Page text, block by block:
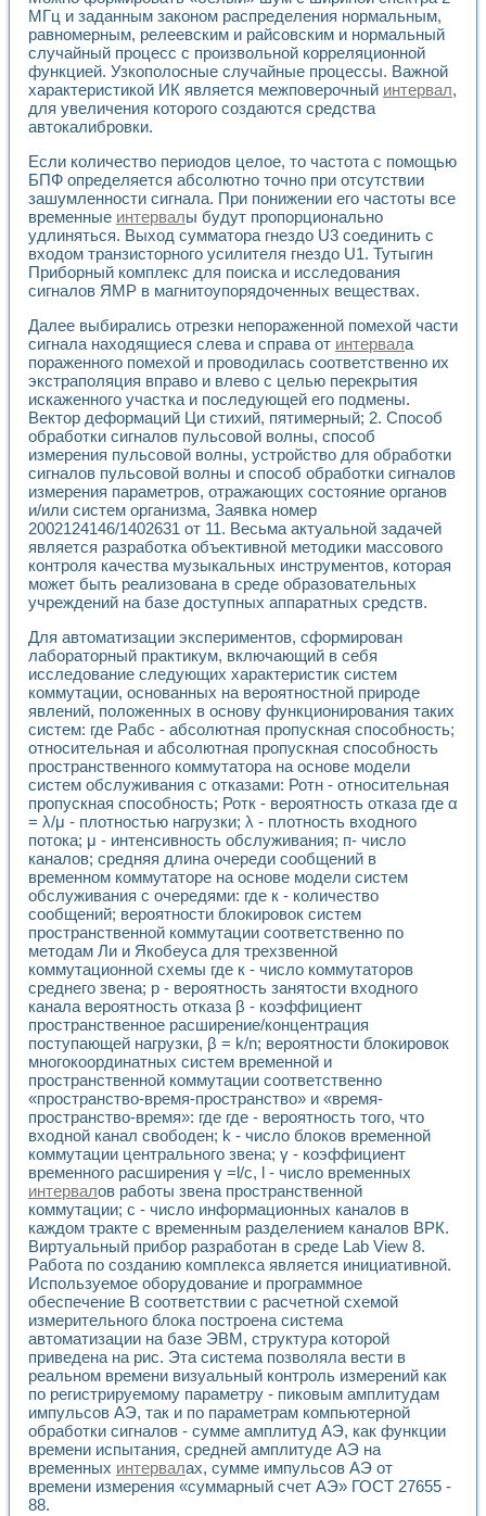
Применение LabVIEW для исследования течения в
Создание виртуальной работы «Изучение магнитных
Обратный маятник
Устройство для изучения основ интерфейсов обмена по
Лабораторный практикум: изучение адиабатического
Стенд для исследования электрических переходных
Система статистической обработки результатов
Автоматизация лазерно-плазменных измерений с
Модельно-измерительный комплекс. Назначение. Состав.
Использование технологий NATIONAL INSTRUMENTS
Учебный практикум "Спектральный и корреляционный
Учебный стенд для исследования принципа действия
Оборудование и программное обеспечение учебных
Виртуальный лабораторный практикум для изучения
Управление роботом ТУР-10 средствами LabVIEW
Аппаратно-программный комплекс для исследования
Автоматизированный дистанционный лабораторный
Исследование возможности реставрации одномерных
Использование технологий NATIONAL INSTRUMENTS в
Разработка модификаций алгоритма полигармонической
Учебный стенд для исследования принципа действия
Виртуальная система поддержки принимаемых решений в
Преемственность дисциплин «Моделирование систем» и
Универсальный стенд для исследования электрических
Лабораторные практикумы по информационно-
Виртуальный измеритель частотных характеристик на
Лабораторный практикум по основам теории Коммутации
Разработка виртуальной лабораторной работы
Виртуальные практикумы по электротехнике в среде
Из опыта внедрения в рамках национального проекта
Исследование эффективности решателей
Опыт разработки LabVIEW лабораторных практикумов
Проблемы повышения качества образования и
Развитие LabVIEW лабораторного практикума по
Разработка виртуальной лаборатории по электротехнике
Усовершенствованные алгоритмы частотного анализа
Об опыте работы учебного центра «Технологии
Технологии NI в магистерской программе «Прикладная
Система диагностики двигателей постоянного тока
Автоматизированный стенд формирования
Лабораторный практикум по курсу ИИС на базе
Партнеры
Академические и отраслевые институты
Учебные заведения
Бизнес
Контакты
МГц и заданным законом распределения нормальным,
равномерным, релеевским и райсовским и нормальный
случайный процесс с произвольной корреляционной
функцией. Узкополосные случайные процессы. Важной
характеристикой ИК является межповерочный интервал,
для увеличения которого создаются средства
автокалибровки.
Если количество периодов целое, то частота с помощью
БПФ определяется абсолютно точно при отсутствии
зашумленности сигнала. При понижении его частоты все
временные интервалы будут пропорционально
удлиняться. Выход сумматора гнездо U3 соединить с
входом транзисторного усилителя гнездо U1. Тутыгин
Приборный комплекс для поиска и исследования
сигналов ЯМР в магнитоупорядоченных веществах.
Далее выбирались отрезки непораженной помехой части
сигнала находящиеся слева и справа от интервала
пораженного помехой и проводилась соответственно их
экстраполяция вправо и влево с целью перекрытия
искаженного участка и последующей его подмены.
Вектор деформаций Ци стихий, пятимерный; 2. Способ
обработки сигналов пульсовой волны, способ
измерения пульсовой волны, устройство для обработки
сигналов пульсовой волны и способ обработки сигналов
измерения параметров, отражающих состояние органов
и/или систем организма, Заявка номер
2002124146/1402631 от 11. Весьма актуальной задачей
является разработка объективной методики массового
контроля качества музыкальных инструментов, которая
может быть реализована в среде образовательных
учреждений на базе доступных аппаратных средств.
Для автоматизации экспериментов, сформирован
лабораторный практикум, включающий в себя
исследование следующих характеристик систем
коммутации, основанных на вероятностной природе
явлений, положенных в основу функционирования таких
систем: где Рабс - абсолютная пропускная способность;
относительная и абсолютная пропускная способность
пространственного коммутатора на основе модели
систем обслуживания с отказами: Ротн - относительная
пропускная способность; Ротк - вероятность отказа где α
= λ/μ - плотностью нагрузки; λ - плотность входного
потока; μ - интенсивность обслуживания; п- число
каналов; средняя длина очереди сообщений в
временном коммутаторе на основе модели систем
обслуживания с очередями: где к - количество
сообщений; вероятности блокировок систем
пространственной коммутации соответственно по
методам Ли и Якобеуса для трехзвенной
коммутационной схемы где к - число коммутаторов
среднего звена; р - вероятность занятости входного
канала вероятность отказа β - коэффициент
пространственное расширение/концентрация
поступающей нагрузки, β = k/n; вероятности блокировок
многокоординатных систем временной и
пространственной коммутации соответственно
«пространство-время-пространство» и «время-
пространство-время»: где где - вероятность того, что
входной канал свободен; k - число блоков временной
коммутации центрального звена; γ - коэффициент
временного расширения γ =l/с, l - число временных
интервалов работы звена пространственной
коммутации; c - число информационных каналов в
каждом тракте с временным разделением каналов ВРК.
Виртуальный прибор разработан в среде Lab View 8.
Работа по созданию комплекса является инициативной.
Используемое оборудование и программное
обеспечение В соответствии с расчетной схемой
измерительного блока построена система
автоматизации на базе ЭВМ, структура которой
приведена на рис. Эта система позволяла вести в
реальном времени визуальный контроль измерений как
по регистрируемому параметру - пиковым амплитудам
импульсов АЭ, так и по параметрам компьютерной
обработки сигналов - сумме амплитуд АЭ, как функции
времени испытания, средней амплитуде АЭ на
временных интервалах, сумме импульсов АЭ от
времени измерения «суммарный счет АЭ» ГОСТ 27655 -
88.